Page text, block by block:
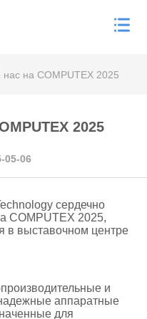
нас на COMPUTEX 2025
2025
05-06